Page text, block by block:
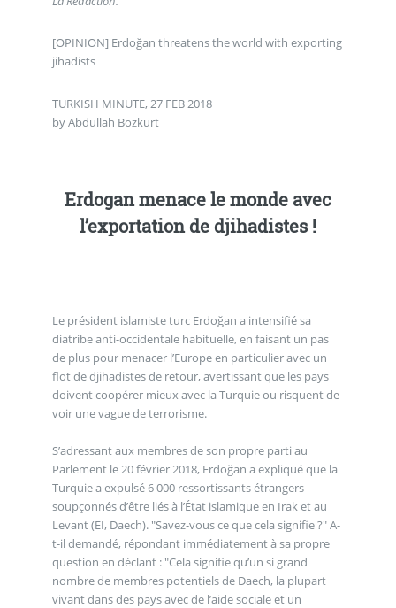
[OPINION] Erdoğan threatens the world with exporting
jihadists
TURKISH MINUTE, 27 FEB 2018
by Abdullah Bozkurt
Erdogan menace le monde avec
l’exportation de djihadistes !
Le président islamiste turc Erdoğan a intensifié sa
diatribe anti-occidentale habituelle, en faisant un pas
de plus pour menacer l’Europe en particulier avec un
flot de djihadistes de retour, avertissant que les pays
doivent coopérer mieux avec la Turquie ou risquent de
voir une vague de terrorisme.
S’adressant aux membres de son propre parti au
Parlement le 20 février 2018, Erdoğan a expliqué que la
Turquie a expulsé 6 000 ressortissants étrangers
soupçonnés d’être liés à l’État islamique en Irak et au
Levant (EI, Daech). "Savez-vous ce que cela signifie ?" A-
t-il demandé, répondant immédiatement à sa propre
question en déclant : "Cela signifie qu’un si grand
nombre de membres potentiels de Daech, la plupart
vivant dans des pays avec de l’aide sociale et un